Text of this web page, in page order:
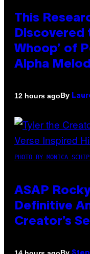
This
Discovered
Whoop’ of
Alpha
12 hours agoBy
PHOTO BY MONICA
ASAP
Definitive
Creator’s